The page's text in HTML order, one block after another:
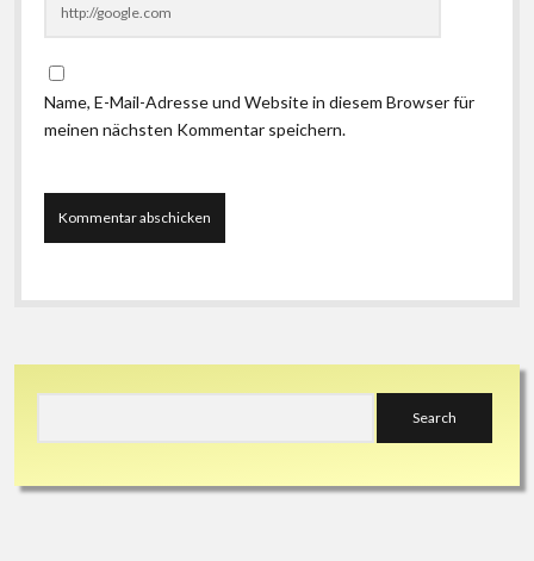
Name, E-Mail-Adresse und Website in diesem Browser für
meinen nächsten Kommentar speichern.
Sidebar